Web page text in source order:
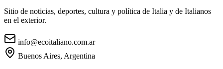
Sitio de noticias, deportes, cultura y política de Italia y de Italianos
en el exterior.
info@ecoitaliano.com.ar
Buenos Aires, Argentina